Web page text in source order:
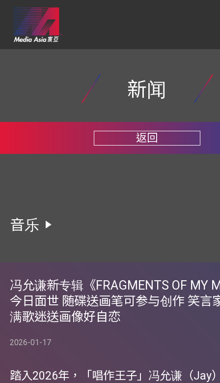
新闻
返回
音乐
冯允谦新专辑《FRAGMENTS OF MY
今日面世 随碟送画笔可参与创作 笑言
满歌迷送画像好自恋
2026-01-17
踏入2026年，「唱作王子」冯允谦（Jay